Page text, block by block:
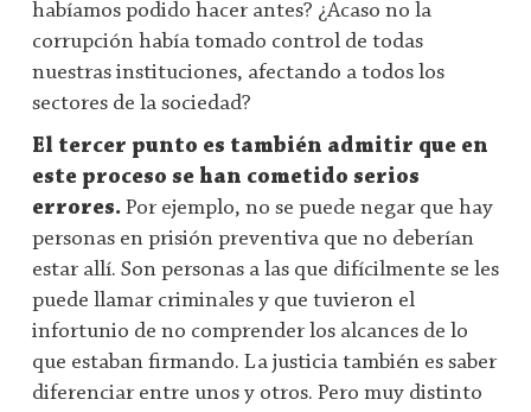
habíamos podido hacer antes? ¿Acaso no la
corrupción había tomado control de todas
nuestras instituciones, afectando a todos los
sectores de la sociedad?
El tercer punto es también admitir que en
este proceso se han cometido serios
errores. Por ejemplo, no se puede negar que hay
personas en prisión preventiva que no deberían
estar allí. Son personas a las que difícilmente se les
puede llamar criminales y que tuvieron el
infortunio de no comprender los alcances de lo
que estaban firmando. La justicia también es saber
diferenciar entre unos y otros. Pero muy distinto